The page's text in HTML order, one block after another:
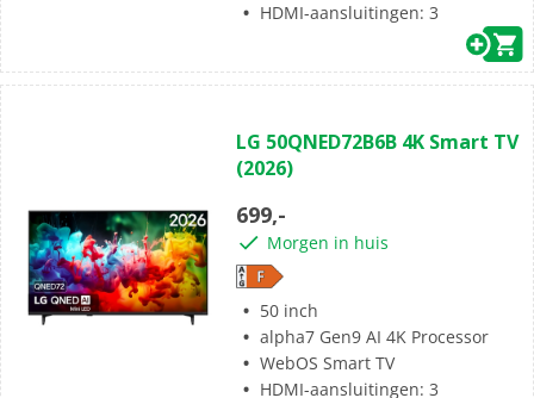
HDMI-aansluitingen: 3
van
de
sterren.
LG 50QNED72B6B 4K Smart TV
(2026)
699,-
Morgen in huis
50 inch
alpha7 Gen9 AI 4K Processor
WebOS Smart TV
HDMI-aansluitingen: 3
en we nemen je oude TV desgewenst mee